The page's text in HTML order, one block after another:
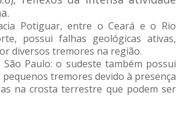
Potiguar, entre o Ceará e o Rio
possui falhas geológicas ativas,
diversos tremores na região.
São Paulo: o sudeste também possui
tremores devido à presença
na crosta terrestre que podem ser